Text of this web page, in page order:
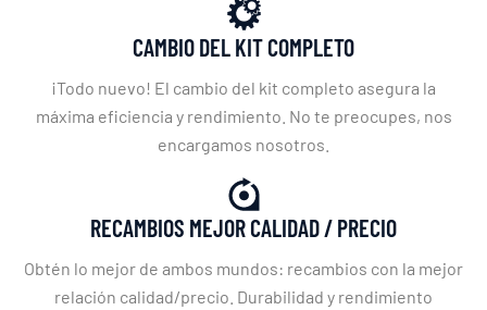
CAMBIO DEL KIT COMPLETO
¡Todo nuevo! El cambio del kit completo asegura la
máxima eficiencia y rendimiento. No te preocupes, nos
encargamos nosotros.
RECAMBIOS MEJOR CALIDAD / PRECIO
Obtén lo mejor de ambos mundos: recambios con la mejor
relación calidad/precio. Durabilidad y rendimiento